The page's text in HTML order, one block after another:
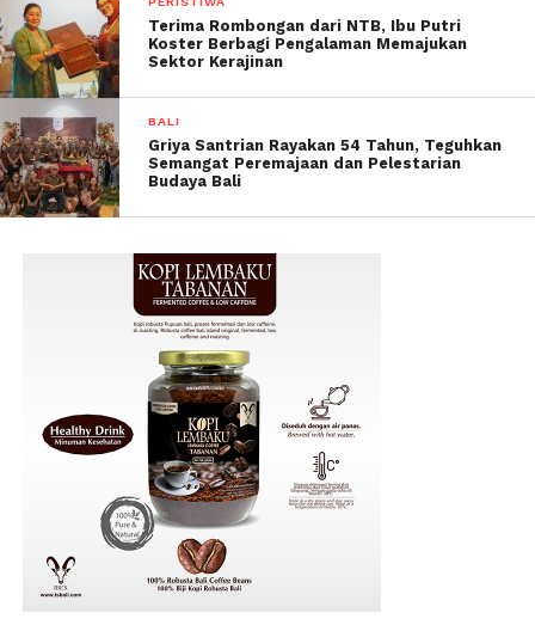
Terima Rombongan dari NTB, Ibu Putri
Koster Berbagi Pengalaman Memajukan
Sektor Kerajinan
BALI
Griya Santrian Rayakan 54 Tahun, Teguhkan
Semangat Peremajaan dan Pelestarian
Budaya Bali